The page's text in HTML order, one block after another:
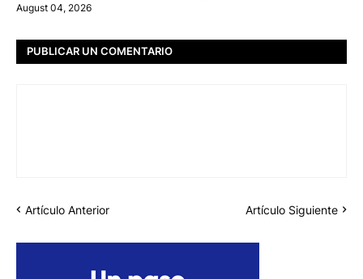
August 04, 2026
PUBLICAR UN COMENTARIO
Artículo Anterior Artículo Siguiente